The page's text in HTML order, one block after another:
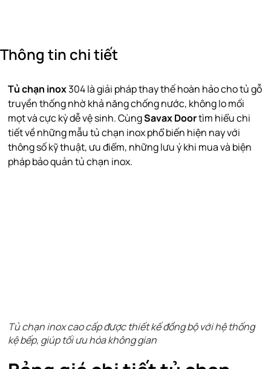
Thông tin chi tiết
Tủ chạn inox304 là giải pháp thay thế hoàn hảo cho tủ gỗ
truyền thống nhờ khả năng chống nước, không lo mối
mọt và cực kỳ dễ vệ sinh. CùngSavax Doortìm hiểu chi
tiết về những mẫu tủ chạn inox phổ biến hiện nay với
thông số kỹ thuật, ưu điểm, những lưu ý khi mua và biện
pháp bảo quản tủ chạn inox.
Tủ chạn inox cao cấp được thiết kế đồng bộ với hệ thống
kệ bếp, giúp tối ưu hóa không gian